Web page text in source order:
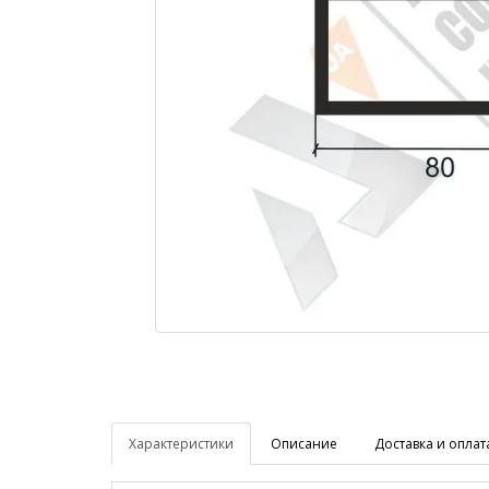
Характеристики
Описание Доставка и